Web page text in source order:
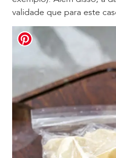
validade que para este